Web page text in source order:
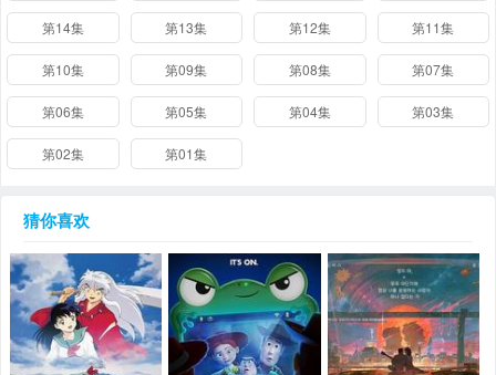
第14集 第13集 第12集 第11集
第10集 第09集 第08集 第07集
第06集 第05集 第04集 第03集
第02集 第01集
猜你喜欢